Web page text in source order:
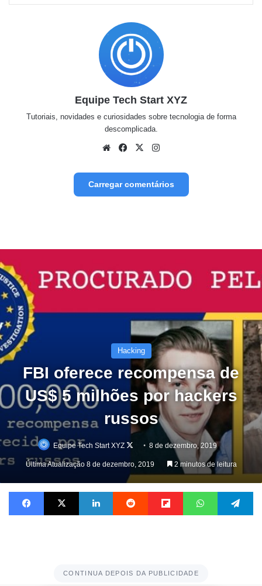
Equipe Tech Start XYZ
Tutoriais, novidades e curiosidades sobre tecnologia de forma
descomplicada.
We
e
Fa
ook
X
am
Carregar comentários